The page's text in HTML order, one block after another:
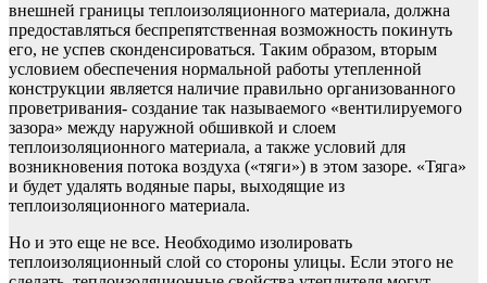
внешней границы теплоизоляционного материала, должна
предоставляться беспрепятственная возможность покинуть
его, не успев сконденсироваться. Таким образом, вторым
условием обеспечения нормальной работы утепленной
конструкции является наличие правильно организованного
проветривания- создание так называемого «вентилируемого
зазора» между наружной обшивкой и слоем
теплоизоляционного материала, а также условий для
возникновения потока воздуха («тяги») в этом зазоре. «Тяга»
и будет удалять водяные пары, выходящие из
теплоизоляционного материала.
Но и это еще не все. Необходимо изолировать
теплоизоляционный слой со стороны улицы. Если этого не